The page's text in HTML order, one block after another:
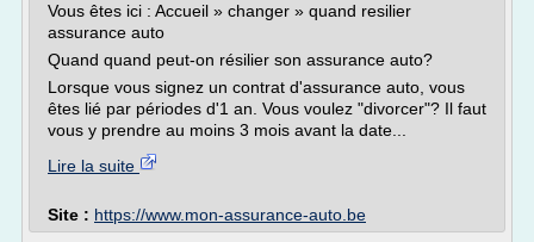
Vous êtes ici : Accueil » changer » quand resilier
assurance auto
Quand quand peut-on résilier son assurance auto?
Lorsque vous signez un contrat d'assurance auto, vous
êtes lié par périodes d'1 an. Vous voulez "divorcer"? Il faut
vous y prendre au moins 3 mois avant la date...
Lire la suite
Site : https://www.mon-assurance-auto.be